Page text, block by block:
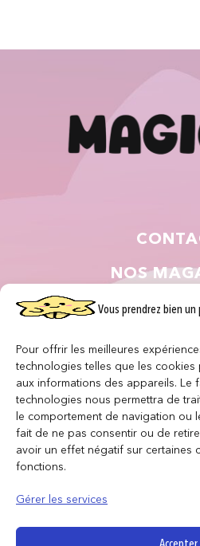
Vous prendrez bien
Pour offrir les meilleures
technologies telles que les
aux informations des appareils. Le
technologies nous permettra de
le comportement de navigation ou
fait de ne pas consentir ou de
avoir un effet négatif sur certaines
fonctions.
Gérer les services
NOS
QUI SOMMES
NOUS
Politique de
Mentions